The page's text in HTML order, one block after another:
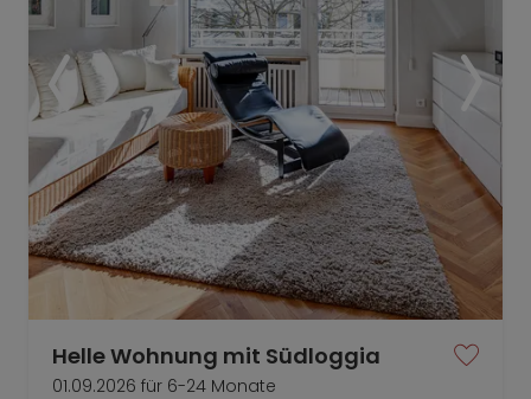
Helle Wohnung mit Südloggia
01.09.2026 für 6-24 Monate